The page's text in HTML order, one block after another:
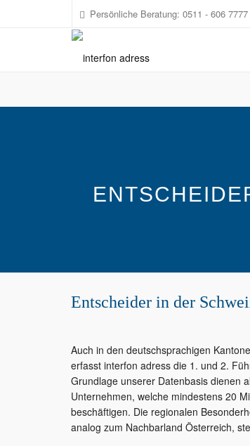
Persönliche Beratung: 0511 - 606
Entscheider in der
Auch in den deutschsprachigen
erfasst interfon adress die 1. und 2.
Grundlage unserer Datenbasis dienen
Unternehmen, welche mindestens 20
beschäftigen. Die regionalen
analog zum Nachbarland Österreich,